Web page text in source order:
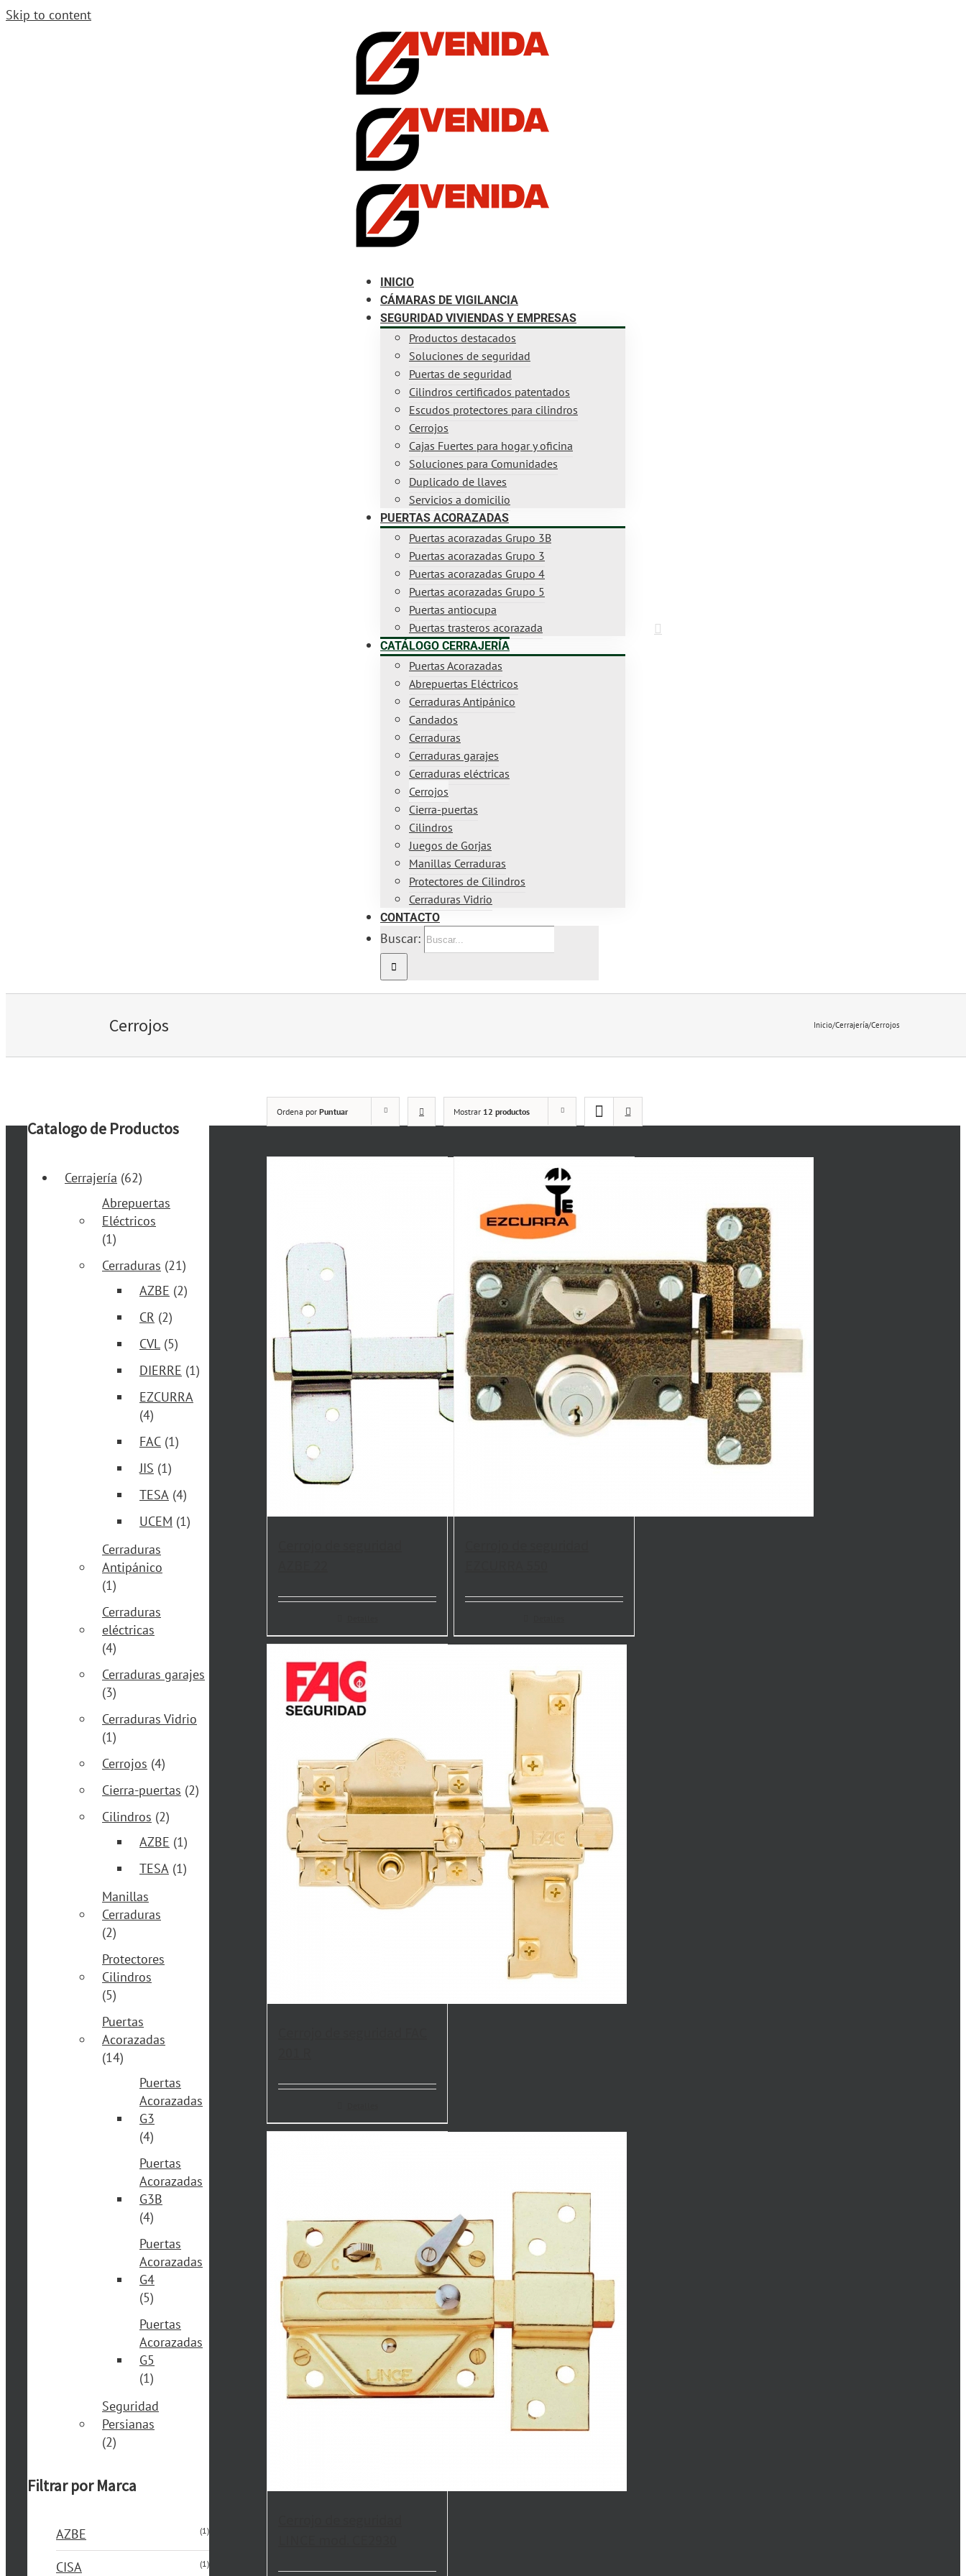
Skip to content
INICIO
CÁMARAS DE VIGILANCIA
SEGURIDAD VIVIENDAS Y EMPRESAS
Productos destacados
Soluciones de seguridad
Puertas de seguridad
Cilindros certificados patentados
Escudos protectores para cilindros
Cerrojos
Cajas Fuertes para hogar y oficina
Soluciones para Comunidades
Duplicado de llaves
Servicios a domicilio
PUERTAS ACORAZADAS
Puertas acorazadas Grupo 3B
Puertas acorazadas Grupo 3
Puertas acorazadas Grupo 4
Puertas acorazadas Grupo 5
Puertas antiocupa
Puertas trasteros acorazada
CATÁLOGO CERRAJERÍA
Puertas Acorazadas
Abrepuertas Eléctricos
Cerraduras Antipánico
Candados
Cerraduras
Cerraduras garajes
Cerraduras eléctricas
Cerrojos
Cierra-puertas
Cilindros
Juegos de Gorjas
Manillas Cerraduras
Protectores de Cilindros
Cerraduras Vidrio
CONTACTO
Buscar:
Cerrojos Inicio/Cerrajería/Cerrojos
Ordena por Puntuar Mostrar 12 productos
Catalogo de Productos
Cerrajería (62)
Abrepuertas
Eléctricos
(1)
Cerraduras (21)
AZBE (2)
CR (2)
CVL (5)
DIERRE (1)
EZCURRA
(4)
FAC (1)
JIS (1)
TESA (4)
UCEM (1)
Cerraduras
Antipánico
(1)
Cerraduras
eléctricas
(4)
Cerraduras garajes
(3)
Cerraduras Vidrio
(1)
Cerrojos (4)
Cierra-puertas (2)
Cilindros (2)
AZBE (1)
TESA (1)
Manillas
Cerraduras
(2)
Protectores
Cilindros
(5)
Puertas
Acorazadas
(14)
Puertas
Acorazadas
G3
(4)
Puertas
Acorazadas
G3B
(4)
Puertas
Acorazadas
G4
(5)
Puertas
Acorazadas
G5
(1)
Seguridad
Persianas
(2)
Filtrar por Marca
AZBE (1)
CISA (1)